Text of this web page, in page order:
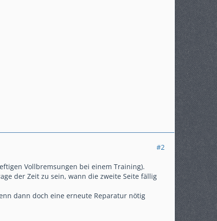
#2
Vollbremsungen bei einem Training).
der Zeit zu sein, wann die zweite Seite fällig
dann doch eine erneute Reparatur nötig